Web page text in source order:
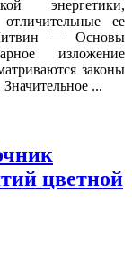
энергетики,
ее
— Основы
изложение
законы
...
цветной